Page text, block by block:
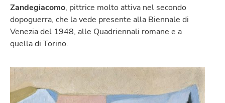
Zandegiacomo, pittrice molto attiva nel secondo
dopoguerra, che la vede presente alla Biennale di
Venezia del 1948, alle Quadriennali romane e a
quella di Torino.